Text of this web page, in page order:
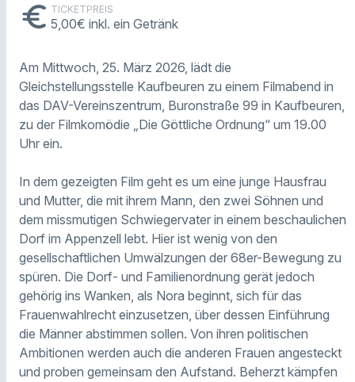
euro TICKETPREIS
5,00€ inkl. ein Getränk
Am Mittwoch, 25. März 2026, lädt die
Gleichstellungsstelle Kaufbeuren zu einem Filmabend in
das DAV-Vereinszentrum, Buronstraße 99 in Kaufbeuren,
zu der Filmkomödie „Die Göttliche Ordnung“ um 19.00
Uhr ein.
In dem gezeigten Film geht es um eine junge Hausfrau
und Mutter, die mit ihrem Mann, den zwei Söhnen und
dem missmutigen Schwiegervater in einem beschaulichen
Dorf im Appenzell lebt. Hier ist wenig von den
gesellschaftlichen Umwälzungen der 68er-Bewegung zu
spüren. Die Dorf- und Familienordnung gerät jedoch
gehörig ins Wanken, als Nora beginnt, sich für das
Frauenwahlrecht einzusetzen, über dessen Einführung
die Männer abstimmen sollen. Von ihren politischen
Ambitionen werden auch die anderen Frauen angesteckt
und proben gemeinsam den Aufstand. Beherzt kämpfen